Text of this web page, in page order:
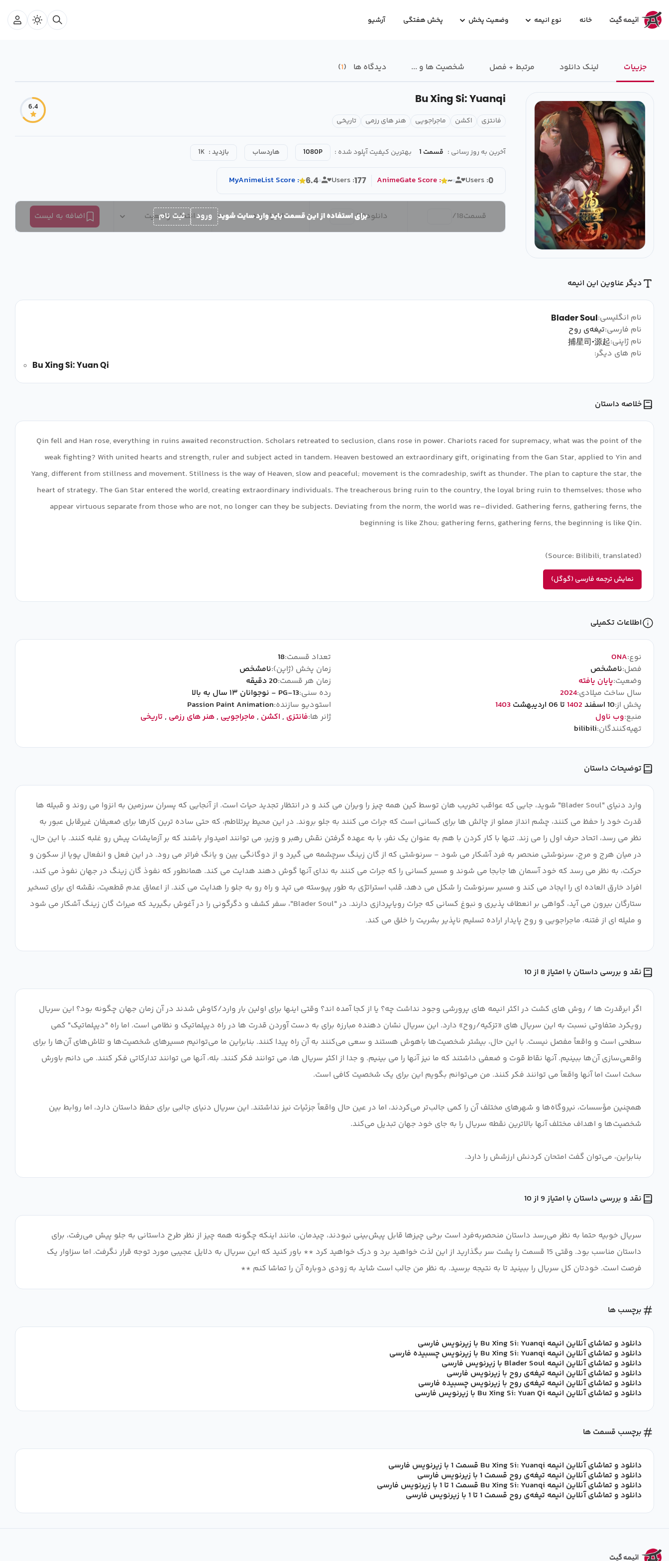
خانه نوع انیمه وضعیت پخش پخش هفتگی آرشیو
جزییات لینک دانلود مرتبط + فصل شخصیت ها و ... دیدگاه ها 1
Bu Xing Si: Yuanqi
فانتزی اکشن ماجراجویی هنر های رزمی تاریخی
6.4
آخرین به روز رسانی : قسمت 1 بهترین کیفیت آپلود شده : 1080P هاردساب بازدید : 1K
MyAnimeListScore : 6.4 Users :177 AnimeGateScore : ~ Users :0
قسمت18
/ دانلود18
/ امتیاز بده انتخاب وضعیت اضافه به لیست برای استفاده از این قسمت باید وارد سایت شوید ورود ثبت نام
دیگر عناوین این انیمه
نام انگلیسی:Blader Soul
نام فارسی:تیغه‌ی روح
نام ژاپنی:捕星司·源起
نام های دیگر:
Bu Xing Si: Yuan Qi
خلاصه داستان
Qin fell and Han rose, everything in ruins awaited reconstruction. Scholars retreated to seclusion, clans rose in power. Chariots raced for supremacy, what was the point of the
weak fighting? With united hearts and strength, ruler and subject acted in tandem. Heaven bestowed an extraordinary gift, originating from the Gan Star, applied to Yin and
Yang, different from stillness and movement. Stillness is the way of Heaven, slow and peaceful; movement is the comradeship, swift as thunder. The plan to capture the star, the
heart of strategy. The Gan Star entered the world, creating extraordinary individuals. The treacherous bring ruin to the country, the loyal bring ruin to themselves; those who
appear virtuous separate from those who are not, no longer can they be subjects. Deviating from the norm, the world was re-divided. Gathering ferns, gathering ferns, the
beginning is like Zhou; gathering ferns, gathering ferns, the beginning is like Qin.
(Source: Bilibili, translated)
نمایش ترجمه فارسی (گوگل)
اطلاعات تکمیلی
نوع:ONA
فصل:نامشخص
وضعیت:پایان یافته
سال ساخت میلادی:2024
پخش از:10 اسفند 1402 تا 06 اردیبهشت
1403
منبع:وب ناول
تهیه‌کنندگان:bilibili
تعداد قسمت:18
زمان پخش (ژاپن):نامشخص
زمان هر قسمت:20 دقیقه
رده سنی:PG-13 - نوجوانان ۱۳ سال به بالا
استودیو سازنده:Passion Paint Animation
ژانر ها:فانتزی , اکشن , ماجراجویی ,هنر های رزمی , تاریخی
توضیحات داستان
وارد دنیای "Blader Soul" شوید، جایی که عواقب تخریب هان توسط کین همه چیز را ویران می کند و در انتظار تجدید حیات است. از آنجایی که پسران سرزمین به انزوا می روند و قبیله ها
قدرت خود را حفظ می کنند، چشم انداز مملو از چالش ها برای کسانی است که جرات می کنند به جلو بروند. در این محیط پرتلاطم، که حتی ساده ترین کارها برای ضعیفان غیرقابل عبور به
نظر می رسد، اتحاد حرف اول را می زند. تنها با کار کردن با هم به عنوان یک نفر، با به عهده گرفتن نقش رهبر و وزیر، می توانند امیدوار باشند که بر آزمایشات پیش رو غلبه کنند. با این حال،
در میان هرج و مرج، سرنوشتی منحصر به فرد آشکار می شود - سرنوشتی که از گان زینگ سرچشمه می گیرد و از دوگانگی یین و یانگ فراتر می رود. در این فعل و انفعال پویا از سکون و
حرکت، به نظر می رسد که خود آسمان ها جابجا می شوند و مسیر کسانی را که جرات می کنند به ندای آنها گوش دهند هدایت می کند. همانطور که نفوذ گان زینگ در جهان نفوذ می کند،
افراد خارق العاده ای را ایجاد می کند و مسیر سرنوشت را شکل می دهد، قلب استراتژی به طور پیوسته می تپد و راه رو به جلو را هدایت می کند. از اعماق عدم قطعیت، نقشه ای برای تسخیر
ستارگان بیرون می آید، گواهی بر انعطاف پذیری و نبوغ کسانی که جرات رویاپردازی دارند. در "Blader Soul"، سفر کشف و دگرگونی را در آغوش بگیرید که میراث گان زینگ آشکار می شود
و ملیله ای از فتنه، ماجراجویی و روح پایدار اراده تسلیم ناپذیر بشریت را خلق می کند.
نقد و بررسی داستان با امتیاز 8 از 10
اگر ابرقدرت ها / روش های کشت در اکثر انیمه های پرورشی وجود نداشت چه؟ یا از کجا آمده اند؟ وقتی اینها برای اولین بار وارد/کاوش شدند در آن زمان جهان چگونه بود؟ این سریال
رویکرد متفاوتی نسبت به این سریال های «تزکیه/روح» دارد. این سریال نشان دهنده مبارزه برای به دست آوردن قدرت ها در راه دیپلماتیک و نظامی است. اما راه "دیپلماتیک" کمی
سطحی است و واقعاً مفصل نیست. با این حال، بیشتر شخصیت‌ها باهوش هستند و سعی می‌کنند به آن راه پیدا کنند. بنابراین ما می‌توانیم مسیرهای شخصیت‌ها و تلاش‌های آن‌ها را برای
واقعی‌سازی آن‌ها ببینیم. آنها نقاط قوت و ضعفی داشتند که ما نیز آنها را می بینیم. و جدا از اکثر سریال ها، می توانند فکر کنند. بله، آنها می توانند تدارکاتی فکر کنند. می دانم باورش
همچنین مؤسسات، نیروگاه‌ها و شهرهای مختلف آن را کمی جالب‌تر می‌کردند، اما در عین حال واقعاً جزئیات نیز نداشتند. این سریال دنیای جالبی برای حفظ داستان دارد، اما روابط بین
بنابراین، می‌توان گفت امتحان کردنش ارزشش را دارد.
نقد و بررسی داستان با امتیاز 9 از 10
سریال خوبیه حتما به نظر می‌رسد داستان منحصربه‌فرد است برخی چیزها قابل پیش‌بینی نبودند، چیدمان، مانند اینکه چگونه همه چیز از نظر طرح داستانی به جلو پیش می‌رفت، برای
داستان مناسب بود. وقتی 15 قسمت را پشت سر بگذارید از این لذت خواهید برد و درک خواهید کرد ** باور کنید که این سریال به دلایل عجیبی مورد توجه قرار نگرفت. اما سزاوار یک
فرصت است. خودتان کل سریال را ببینید تا به نتیجه برسید. به نظر من جالب است شاید به زودی دوباره آن را تماشا کنم **
برچسب ها
دانلود و تماشای آنلاین انیمه Bu Xing Si: Yuanqi با زیرنویس فارسی
دانلود و تماشای آنلاین انیمه Bu Xing Si: Yuanqi با زیرنویس چسبیده فارسی
دانلود و تماشای آنلاین انیمه Blader Soul با زیرنویس فارسی
دانلود و تماشای آنلاین انیمه تیغه‌ی روح با زیرنویس فارسی
دانلود و تماشای آنلاین انیمه تیغه‌ی روح با زیرنویس چسبیده فارسی
دانلود و تماشای آنلاین انیمه Bu Xing Si: Yuan Qi با زیرنویس فارسی
برچسب قسمت ها
دانلود و تماشای آنلاین انیمه Bu Xing Si: Yuanqi قسمت 1 با زیرنویس فارسی
دانلود و تماشای آنلاین انیمه تیغه‌ی روح قسمت 1 با زیرنویس فارسی
دانلود و تماشای آنلاین انیمه Bu Xing Si: Yuanqi قسمت 1 تا 1 با زیرنویس فارسی
دانلود و تماشای آنلاین انیمه تیغه‌ی روح قسمت 1 تا 1 با زیرنویس فارسی